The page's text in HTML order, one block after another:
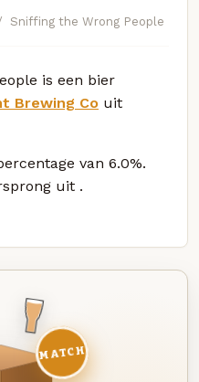
Sniffing the Wrong People
is een bier
Brewing Co uit
van 6.0%.
uit .
MATCH